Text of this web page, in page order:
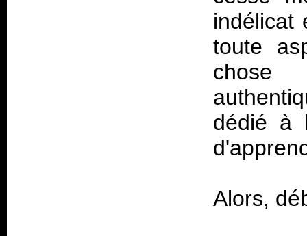
indélicat
toute
chose
dédié à
Alors,